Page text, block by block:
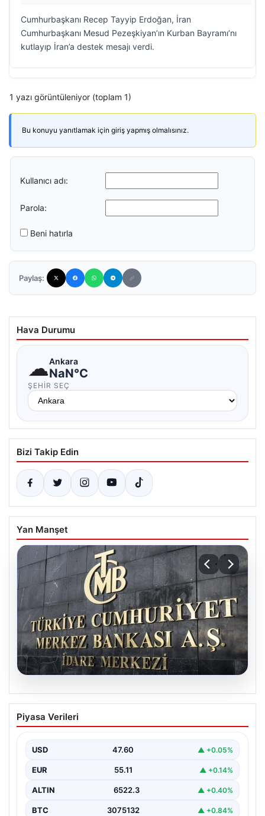
Cumhurbaşkanı Recep Tayyip Erdoğan, İran
Cumhurbaşkanı Mesud Pezeşkiyan’ın Kurban Bayramı’nı
kutlayıp İran’a destek mesajı verdi.
1 yazı görüntüleniyor (toplam 1)
Bu konuyu yanıtlamak için giriş yapmış olmalısınız.
Kullanıcı adı:
Parola:
Beni hatırla
Paylaş:
Hava Durumu
☁Ankara
NaN°C
ŞEHIR SEÇ
Bizi Takip Edin
Yan Manşet
04.08.2026
Nisan Ayı Merkez Bankası Kararı: Tarih
ve Ekonomistlerin Beklentileri
Kurulu'nun Nisan ayı faiz kararını açıklamak üzere
gerçekleştireceği…
Piyasa Verileri
USD 47.60 ▲ +0.05%
EUR 55.11 ▲ +0.14%
ALTIN 6522.3 ▲ +0.40%
BTC 3075132 ▲ +0.84%